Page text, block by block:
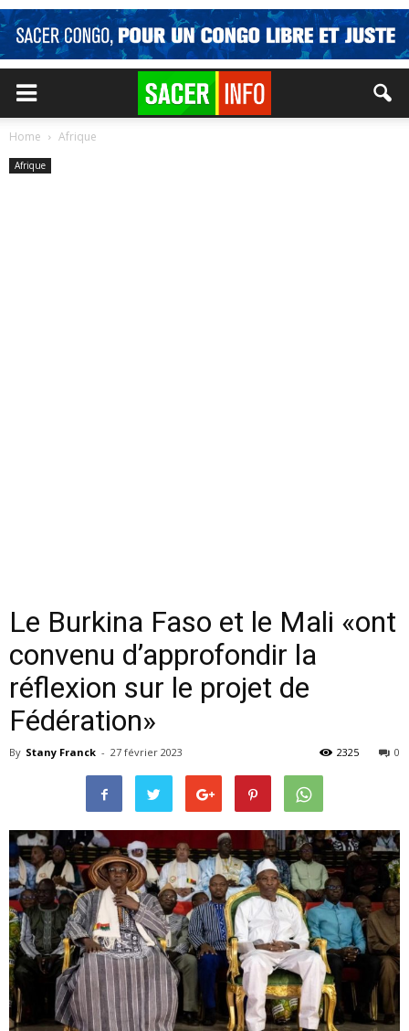
Home Afrique
Afrique
Le Burkina Faso et le Mali «ont
convenu d’approfondir la
réflexion sur le projet de
Fédération»
By Stany Franck - 27 février 2023 0
2325